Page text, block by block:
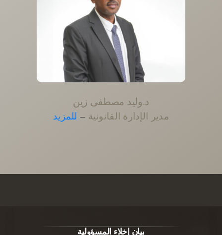
د.وليد مصطفى زين
مدير الإدارة القانونية – للمزيد
بيان إخلاء المسؤولية